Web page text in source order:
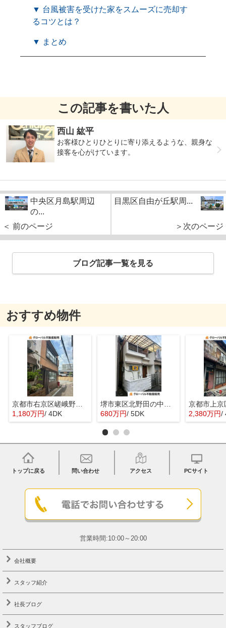
▼ 台風被害を受けた家をスムーズに売却す
るコツとは？
▼ まとめ
この記事を書いた人
西山 紘平
お客様ひとりひとりに寄り添えるような、親身な
接客を心がけています。
中央区月島駅周辺
の...
＜ 前のページ
目黒区自由が丘駅周...
＞次のページ
ブログ記事一覧を見る
おすすめ物件
京都市右京区嵯峨野宮ノ元町の中古一戸建
1,180万円/ 4DK
680万円/ 5DK 2,380万円/
トップに戻る 問い合わせ アクセス PCサイト
営業時間:10:00～20:00
会社概要
スタッフ紹介
社長ブログ
スタッフブログ